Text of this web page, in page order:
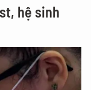
hệ sinh